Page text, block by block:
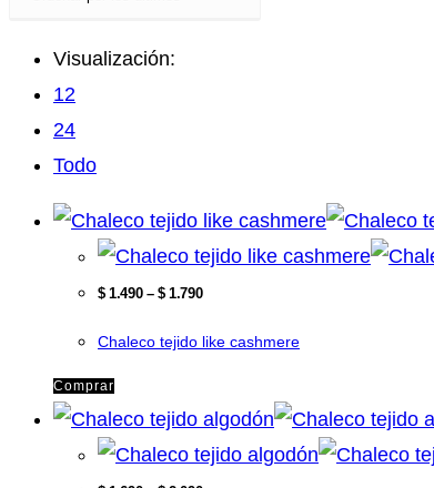
Visualización:
12
24
Todo
$1.490–$1.790
Chaleco tejido like cashmere
Comprar